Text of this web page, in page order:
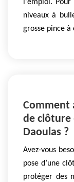
l'emploi.
niveaux à
grosse pince à
Comment
de clôture
Daoulas ?
Avez-vous
pose d’une
protéger des